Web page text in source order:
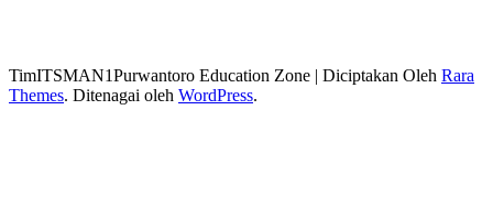
TimITSMAN1Purwantoro Education Zone | Diciptakan Oleh Rara
Themes. Ditenagai oleh WordPress.